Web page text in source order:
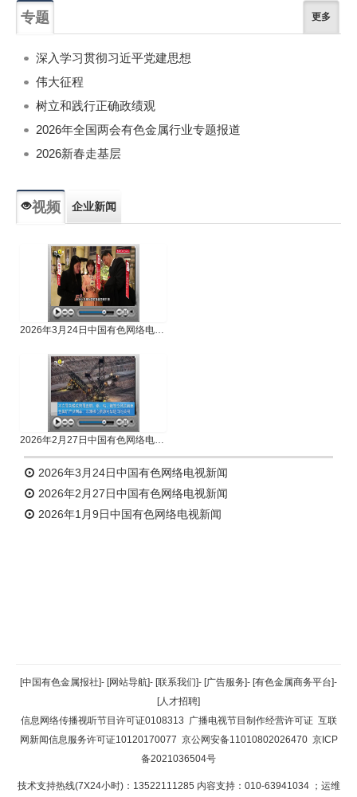
专题 更多
深入学习贯彻习近平党建思想
伟大征程
树立和践行正确政绩观
2026年全国两会有色金属行业专题报道
2026新春走基层
视频 企业新闻
2026年3月24日中国有色网络电视新闻
2026年2月27日中国有色网络电视新闻
2026年3月24日中国有色网络电视新闻
2026年2月27日中国有色网络电视新闻
2026年1月9日中国有色网络电视新闻
返回顶部
返回首页
[中国有色金属报社]- [网站导航]- [联系我们]- [广告服务]- [有色金属商务平台]-
[人才招聘]
信息网络传播视听节目许可证0108313 广播电视节目制作经营许可证 互联
网新闻信息服务许可证10120170077 京公网安备11010802026470 京ICP
备2021036504号
技术支持热线(7X24小时)：13522111285 内容支持：010-63941034 ；运维